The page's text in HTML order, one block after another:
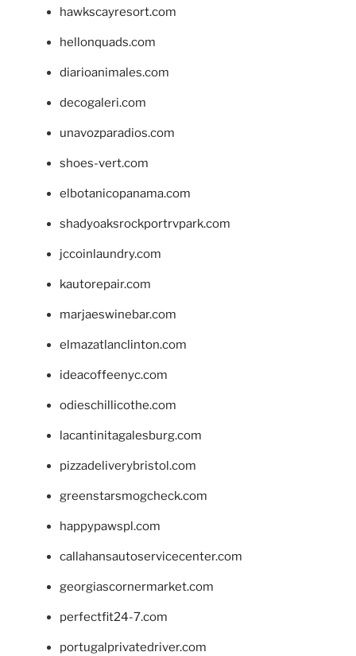
hawkscayresort.com
hellonquads.com
diarioanimales.com
decogaleri.com
unavozparadios.com
shoes-vert.com
elbotanicopanama.com
shadyoaksrockportrvpark.com
jccoinlaundry.com
kautorepair.com
marjaeswinebar.com
elmazatlanclinton.com
ideacoffeenyc.com
odieschillicothe.com
lacantinitagalesburg.com
pizzadeliverybristol.com
greenstarsmogcheck.com
happypawspl.com
callahansautoservicecenter.com
georgiascornermarket.com
perfectfit24-7.com
portugalprivatedriver.com